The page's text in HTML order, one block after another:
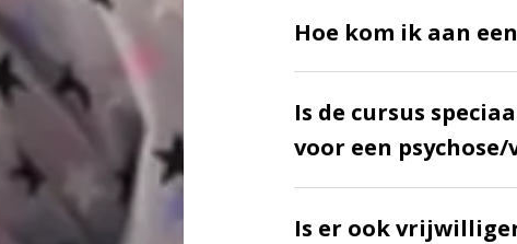
Hoe kom ik aan
Is de cursus
voor een
Is er ook